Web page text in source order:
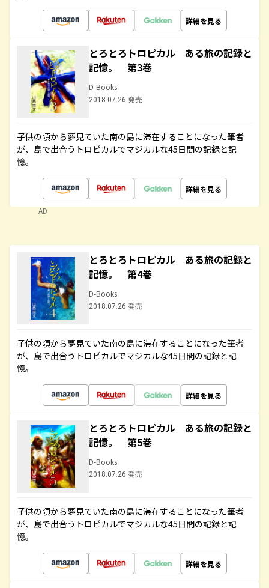
詳細を見る
とろとろトロピカル ある旅の記録と
記憶。 第3巻
D-Books
2018.07.26 発売
子供の頃から夢見ていた南の島に滞在することになった筆者
が、島で出合うトロピカルでマジカルな45日間の記録と記
憶。
詳細を見る
AD
とろとろトロピカル ある旅の記録と
記憶。 第4巻
D-Books
2018.07.26 発売
子供の頃から夢見ていた南の島に滞在することになった筆者
が、島で出合うトロピカルでマジカルな45日間の記録と記
憶。
詳細を見る
とろとろトロピカル ある旅の記録と
記憶。 第5巻
D-Books
2018.07.26 発売
子供の頃から夢見ていた南の島に滞在することになった筆者
が、島で出合うトロピカルでマジカルな45日間の記録と記
憶。
詳細を見る